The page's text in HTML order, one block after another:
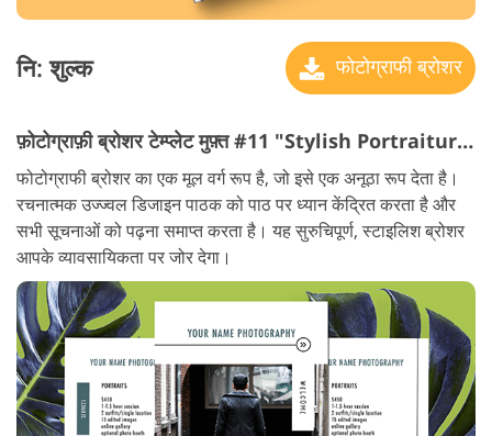
नि: शुल्क फोटोग्राफी ब्रोशर
फ़ोटोग्राफ़ी ब्रोशर टेम्प्लेट मुफ़्त #11 "Stylish Portraiture"
फोटोग्राफी ब्रोशर का एक मूल वर्ग रूप है, जो इसे एक अनूठा रूप देता है।
रचनात्मक उज्ज्वल डिजाइन पाठक को पाठ पर ध्यान केंद्रित करता है और
सभी सूचनाओं को पढ़ना समाप्त करता है। यह सुरुचिपूर्ण, स्टाइलिश ब्रोशर
आपके व्यावसायिकता पर जोर देगा।